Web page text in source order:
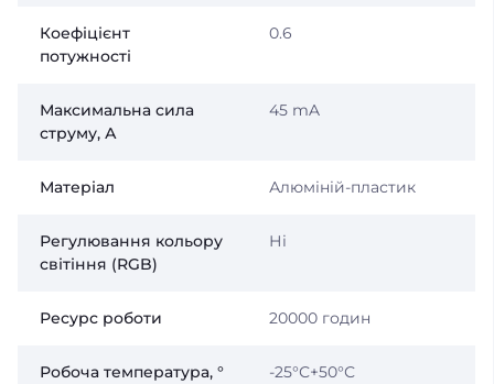
Коефіцієнт
потужності
0.6
Максимальна сила
струму, А
45 mA
Матеріал Алюміній-пластик
Регулювання кольору
світіння (RGB)
Ні
Ресурс роботи 20000 годин
Робоча температура, °
-25°С+50°С